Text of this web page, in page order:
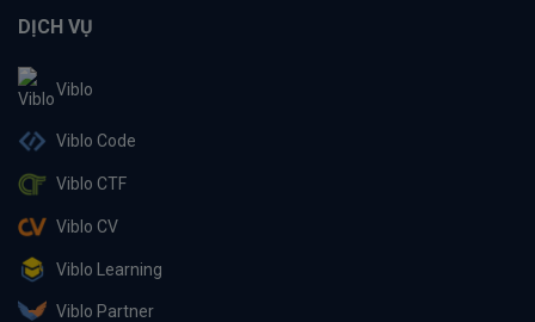
DỊCH VỤ
Viblo
Viblo Code
Viblo CTF
Viblo CV
Viblo Learning
Viblo Partner